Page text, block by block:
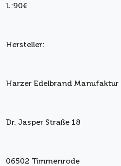
L:90€
Hersteller:
Harzer Edelbrand Manufaktur
Dr. Jasper Straße 18
06502 Timmenrode